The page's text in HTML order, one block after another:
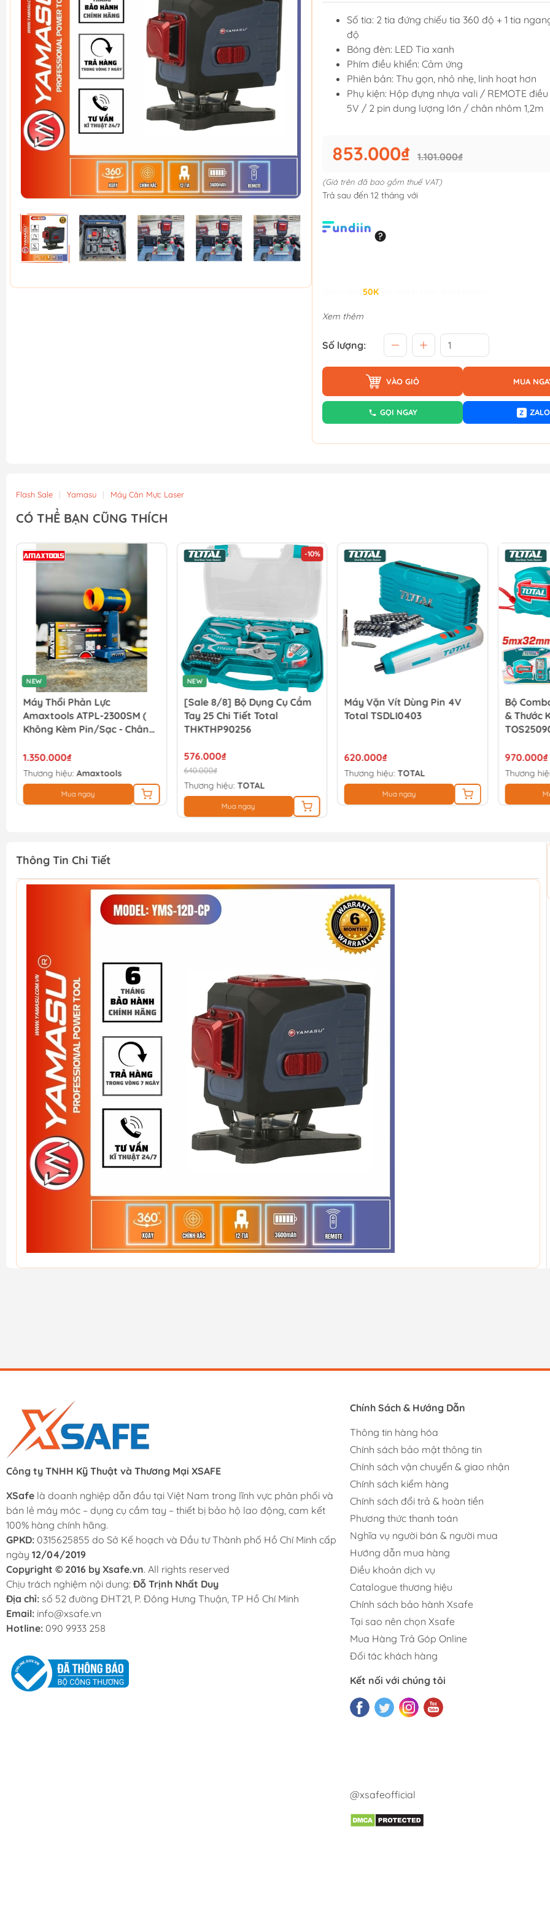
Số tia: 2 tia đứng chiếu tia 360 độ + 1 tia
độ
Bóng đèn: LED Tia xanh
Phím điều khiển: Cảm ứng
Phiên bản: Thu gọn, nhỏ nhẹ, linh hoạt hơn
Phụ kiện: Hộp đựng nhựa vali / REMOTE
5V / 2 pin dung lượng lớn / chân nhôm 1,2m
853.000₫ 1.101.000₫
(Giá trên đã bao gồm thuế VAT)
Trả sau đến 12 tháng với
50K
Xem thêm
Số lượng:
VÀO GIỎ MUA
GỌI NGAY Z ZALO
Flash Sale | Yamasu | Máy Cân Mực Laser
CÓ THỂ BẠN CŨNG THÍCH
NEW
Máy Thổi Phản Lực
Amaxtools ATPL-2300SM (
Không Kèm Pin/sạc - Chân
1.350.000₫
Thương hiệu:Amaxtools
Mua ngay
-10%
NEW
[Sale 8/8] Bộ Dụng Cụ Cầm
Tay 25 Chi Tiết Total
THKTHP90256
576.000₫
640.000₫
Thương hiệu: TOTAL
Mua ngay
Máy Vặn Vít Dùng Pin 4V
Total TSDLI0403
620.000₫
Thương hiệu: TOTAL
Mua ngay
Bộ
& Thước
970.000₫
Thương
Thông Tin Chi Tiết
Công ty TNHH Kỹ Thuật và Thương Mại XSAFE
XSafe là doanh nghiệp dẫn đầu tại Việt Nam trong lĩnh vực phân phối và
bán lẻ máy móc – dụng cụ cầm tay – thiết bị bảo hộ lao động, cam kết
100% hàng chính hãng.
GPKD: 0315625855 do Sở Kế hoạch và Đầu tư Thành phố Hồ Chí Minh cấp
ngày 12/04/2019
Copyright © 2016 by Xsafe.vn. All rights reserved
Chịu trách nghiệm nội dung: Đỗ Trịnh Nhất Duy
Địa chỉ: số 52 đường ĐHT21, P. Đông Hưng Thuận, TP Hồ Chí Minh
Email: info@xsafe.vn
Hotline: 090 9933 258
Chính Sách & Hướng Dẫn
Thông tin hàng hóa
Chính sách bảo mật thông tin
Chính sách vận chuyển & giao nhận
Chính sách kiểm hàng
Chính sách đổi trả & hoàn tiền
Phương thức thanh toán
Nghĩa vụ người bán & người mua
Hướng dẫn mua hàng
Điều khoản dịch vụ
Catalogue thương hiệu
Chính sách bảo hành Xsafe
Tại sao nên chọn Xsafe
Mua Hàng Trả Góp Online
Đối tác khách hàng
Kết nối với chúng tôi
@xsafeofficial